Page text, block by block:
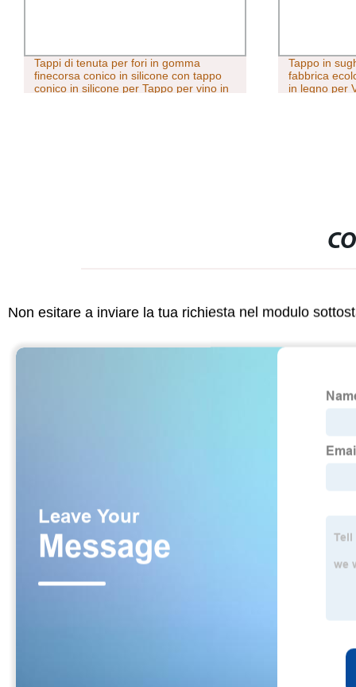
Tappi di tenuta per fori in gomma
finecorsa conico in silicone con tappo
conico in silicone per Tappo per vino in
Tappo in
fabbrica
in legno per
Non esitare a inviare la tua richiesta nel modulo